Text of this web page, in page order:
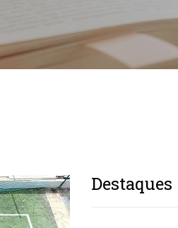
Destaques